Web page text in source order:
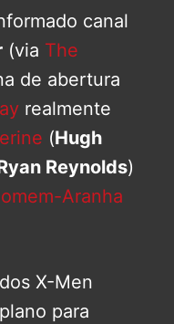
canal
(via The
de abertura
realmente
(Hugh
Reynolds)
Aranha
X-Men
para